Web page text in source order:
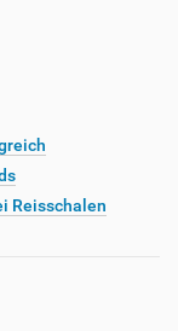
Reisschalen